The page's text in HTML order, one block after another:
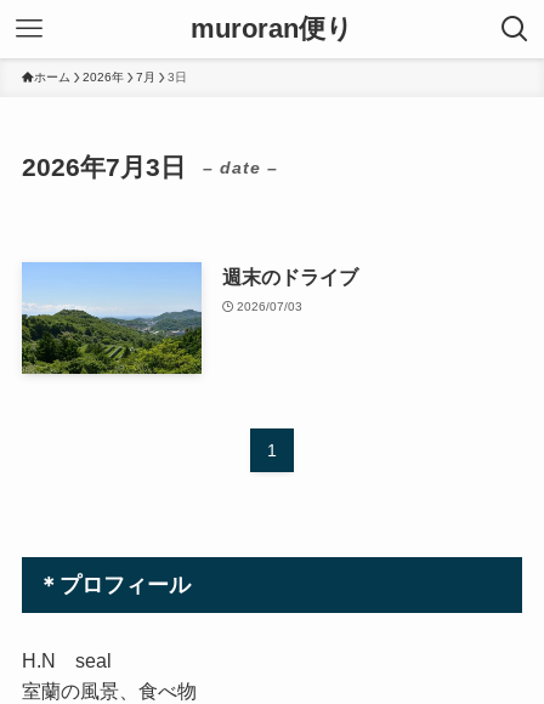
muroran便り
ホーム 2026年 7月 3日
2026年7月3日 – date –
週末のドライブ
2026/07/03
1
＊プロフィール
H.N seal
室蘭の風景、食べ物